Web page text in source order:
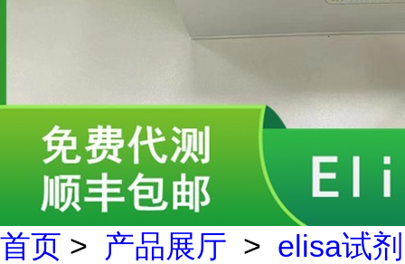
首页 > 产品展厅 > elisa试剂